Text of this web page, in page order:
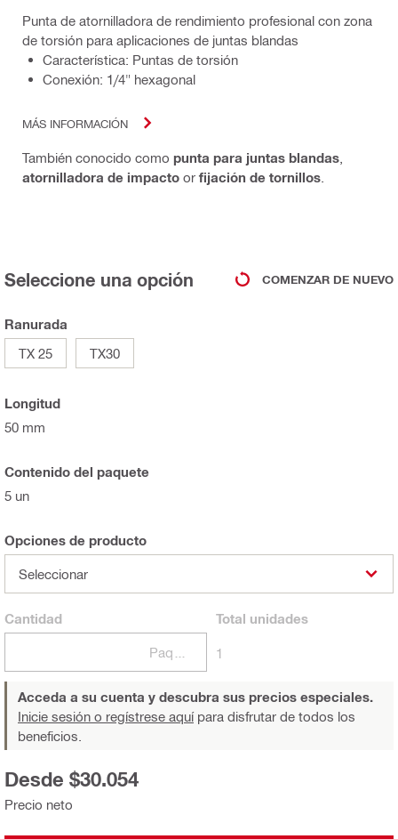
Punta de atornilladora de rendimiento profesional con zona
de torsión para aplicaciones de juntas blandas
Característica: Puntas de torsión
Conexión: 1/4" hexagonal
MÁS INFORMACIÓN
También conocido como punta para juntas blandas
atornilladora de impacto or fijación de tornillos
Seleccione una opción COMENZAR DE NUEVO
Ranurada
TX 25
TX30
Longitud
50 mm
Contenido del paquete
5 un
Opciones de producto
Seleccionar
Cantidad Total unidades
1
Acceda a su cuenta y descubra sus precios especiales.
Inicie sesión o regístrese aquípara disfrutar de todos los
beneficios.
Precio neto
Desde $30.054